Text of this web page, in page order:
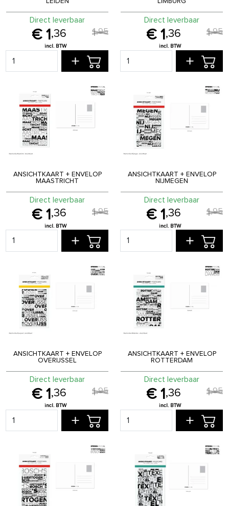
1 ,36 1,95
Direct leverbaar
1 ,36 1,95
Direct leverbaar
ANSICHTKAART + ENVELOP
MAASTRICHT
1 ,36 1,95
Direct leverbaar
ANSICHTKAART + ENVELOP
NIJMEGEN
1 ,36 1,95
Direct leverbaar
ANSICHTKAART + ENVELOP
OVERIJSSEL
1 ,36 1,95
Direct leverbaar
ANSICHTKAART + ENVELOP
ROTTERDAM
1 ,36 1,95
Direct leverbaar